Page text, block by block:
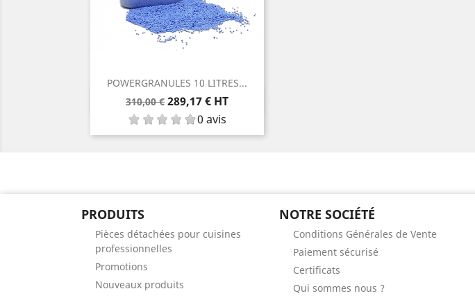
POWERGRANULES 10 LITRES...
310,00 € Prix
de
base
Prix
289,17 € HT
0 avis
 Aperçu rapide
PRODUITS
Pièces détachées pour cuisines
professionnelles
Promotions
Nouveaux produits
NOTRE SOCIÉTÉ
Conditions Générales de Vente
Paiement sécurisé
Certificats
Qui sommes nous ?